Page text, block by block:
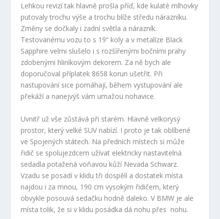
Lehkou revizí tak hlavně prošla příď, kde kulaté mlhovky
putovaly trochu výše a trochu blíže středu nárazníku.
Změny se dočkaly i zadní světla a nárazník.
Testovanému vozu to s 19“ koly a v metalíze Black
Sapphire velmi slušelo i s rozšířenými bočními prahy
zdobenými hliníkovým dekorem. Za ně bych ale
doporučoval příplatek 8658 korun ušetřit. Při
nastupování sice pomáhají, během vystupování ale
překáží a nanejvýš vám umažou nohavice.
Uvnitř už vše zůstává při starém. Hlavně velkorysý
prostor, který velké SUV nabízí. I proto je tak oblíbené
ve Spojených státech. Na předních místech si může
řidič se spolujezdcem užívat elektricky nastavitelná
sedadla potažená voňavou kůží Nevada Schwarz.
Vzadu se posadí v klidu tři dospělí a dostatek místa
najdou i za mnou, 190 cm vysokým řidičem, který
obvykle posouvá sedačku hodně daleko. V BMW je ale
místa tolik, že si v klidu posádka dá nohu přes nohu.